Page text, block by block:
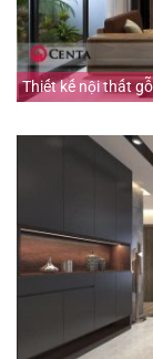
Thiết kế nội thất